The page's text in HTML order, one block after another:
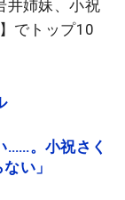
井姉妹、小祝
でトップ10
……。小祝さく
い」